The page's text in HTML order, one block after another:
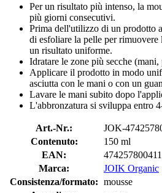
Per un risultato più intenso, la
più giorni consecutivi.
Prima dell'utilizzo di un prodotto
di esfoliare la pelle per rimuovere
un risultato uniforme.
Idratare le zone più secche
Applicare il prodotto in modo
asciutta con le mani o con un
Lavare le mani subito dopo
L'abbronzatura si sviluppa entro
Art.-Nr.:
JOK-
Contenuto:
150 ml
EAN:
Marca:
JOIK Organic
Consistenza/formato: mousse